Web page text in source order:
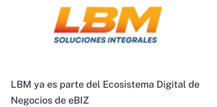
LBM ya es parte del Ecosistema Digital de
Negocios de eBIZ